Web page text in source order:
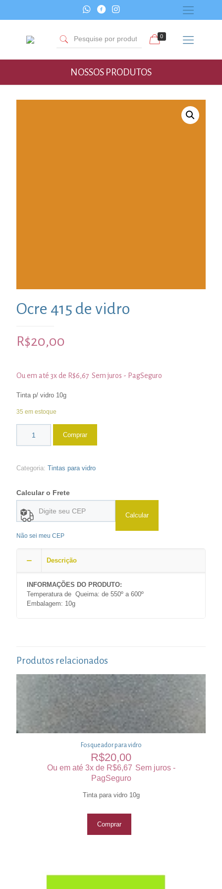
0
NOSSOS PRODUTOS
Ocre 415 de vidro
R$20,00
Ou em até 3x de R$6,67 Sem juros - PagSeguro
Tinta p/ vidro 10g
35 em estoque
Comprar
Categoria: Tintas para vidro
Calcular o Frete
Calcular
Não sei meu CEP
Descrição
INFORMAÇÕES DO PRODUTO:
Temperatura de Queima: de 550º a 600º
Embalagem: 10g
Produtos relacionados
Fosqueador para vidro
R$20,00
Ou em até 3x de R$6,67 Sem juros -
PagSeguro
Tinta para vidro 10g
Comprar